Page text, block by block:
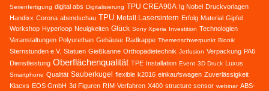
Serienfertigung digital abs Digitalisierung TPU CREA90A Ig Nobel Druckvorlagen
Handixx Corona abendschau TPU Metall Lasersintern Erfolg Material Gipfel
Workshop Hyperloop Neuigkeiten Glück Sony Xperia Investition Technologien
Veranstaltungen Polyurethan Gehäuse Radkappe Themenschwerpunkt Bionik
Sternstunden e.V. Statuen Gießkanne Orthopädietechnik Jetfusion Verpackung PA6
Dienstleistung Oberflächenqualität TPE Installation Event 3D Druck Luxus
Smartphone Qualität Sauberkugel flexible k2016 einkaufswagen Zuverlässigkeit
Klacxs EOS GmbH 3d Figuren RIM-Verfahren X400 structure sensor webinar ABS-